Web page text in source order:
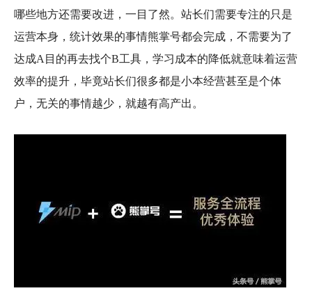
哪些地方还需要改进，一目了然。站长们需要专注的只是
运营本身，统计效果的事情熊掌号都会完成，不需要为了
达成A目的再去找个B工具，学习成本的降低就意味着运营
效率的提升，毕竟站长们很多都是小本经营甚至是个体
户，无关的事情越少，就越有高产出。